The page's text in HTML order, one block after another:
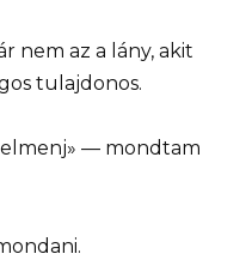
nem az a lány, akit
tulajdonos.
elmenj» — mondtam